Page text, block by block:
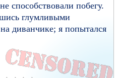
способствовали побегу.
глумливыми
диванчике; я попытался